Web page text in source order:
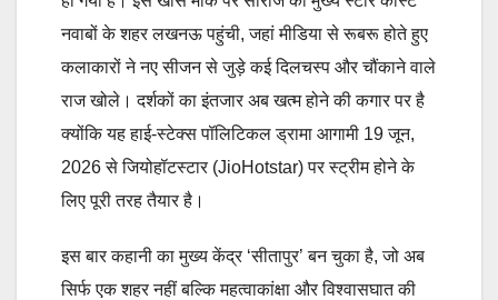
नवाबों के शहर लखनऊ पहुंची, जहां मीडिया से रूबरू होते हुए
कलाकारों ने नए सीजन से जुड़े कई दिलचस्प और चौंकाने वाले
राज खोले। दर्शकों का इंतजार अब खत्म होने की कगार पर है
क्योंकि यह हाई-स्टेक्स पॉलिटिकल ड्रामा आगामी 19 जून,
2026 से जियोहॉटस्टार (JioHotstar) पर स्ट्रीम होने के
लिए पूरी तरह तैयार है।
इस बार कहानी का मुख्य केंद्र ‘सीतापुर’ बन चुका है, जो अब
सिर्फ एक शहर नहीं बल्कि महत्वाकांक्षा और विश्वासघात की